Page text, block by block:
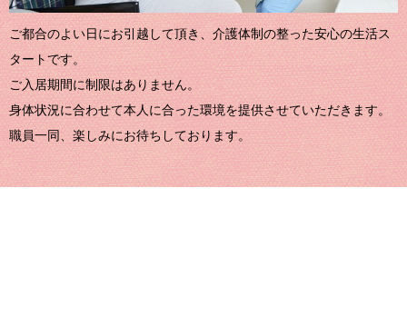
ご都合のよい日にお引越して頂き、介護体制の整った安心の生活ス
タートです。
ご入居期間に制限はありません。
身体状況に合わせて本人に合った環境を提供させていただきます。
職員一同、楽しみにお待ちしております。